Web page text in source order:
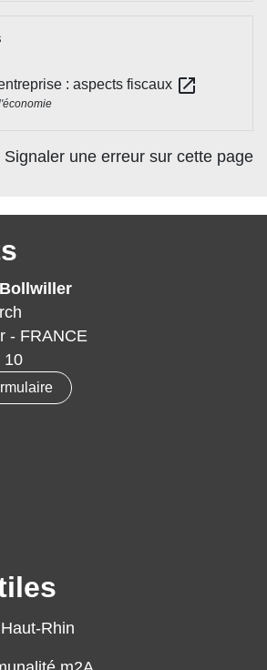
: aspects fiscaux open_in_new
Signaler une erreur sur cette page
- FRANCE
10
Rhin